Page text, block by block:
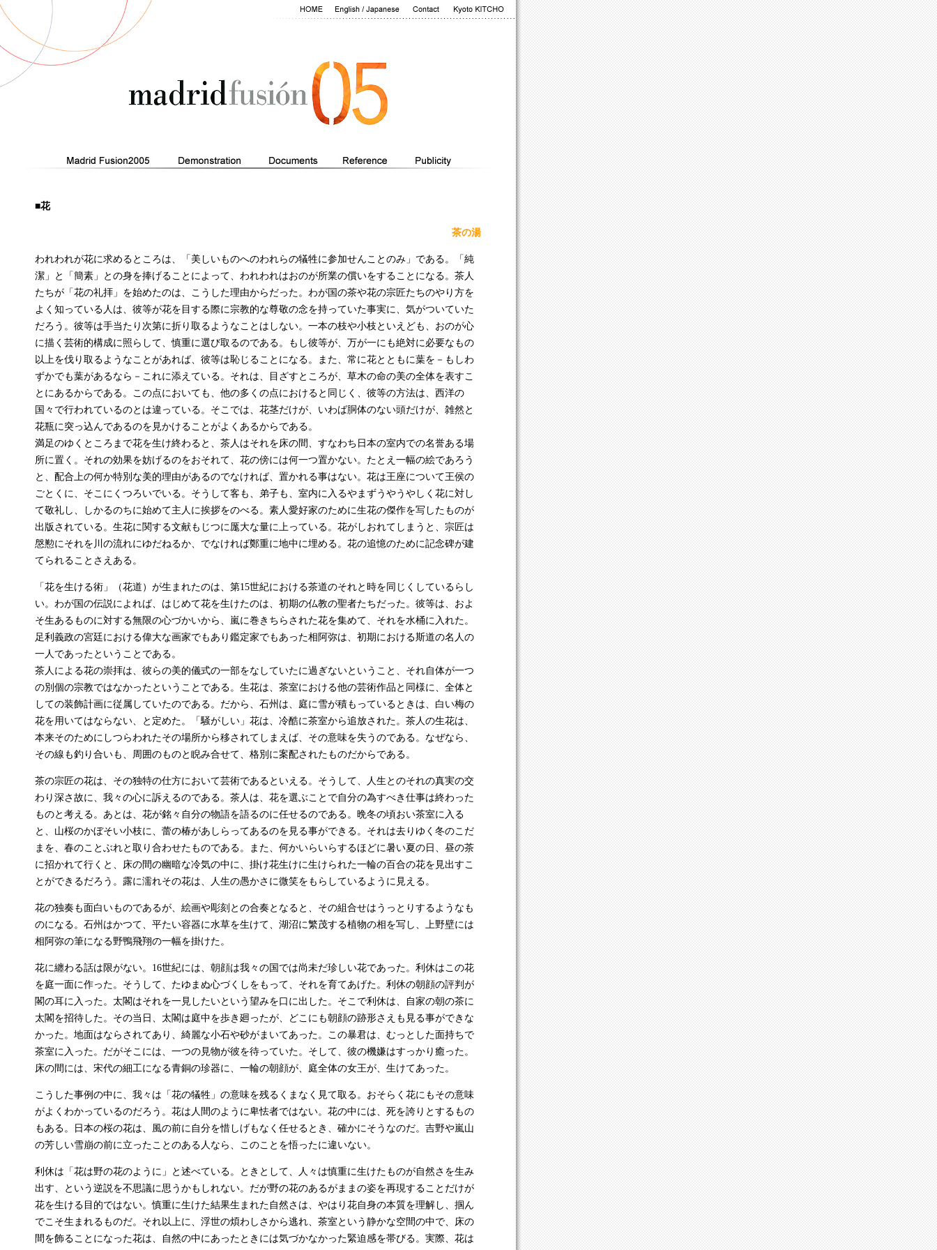
■花
茶の湯
われわれが花に求めるところは、「美しいものへのわれらの犠牲に参加せんことのみ」である。「純
潔」と「簡素」との身を捧げることによって、われわれはおのが所業の償いをすることになる。茶人
たちが「花の礼拝」を始めたのは、こうした理由からだった。わが国の茶や花の宗匠たちのやり方を
よく知っている人は、彼等が花を目する際に宗教的な尊敬の念を持っていた事実に、気がついていた
だろう。彼等は手当たり次第に折り取るようなことはしない。一本の枝や小枝といえども、おのが心
に描く芸術的構成に照らして、慎重に選び取るのである。もし彼等が、万が一にも絶対に必要なもの
以上を伐り取るようなことがあれば、彼等は恥じることになる。また、常に花とともに葉を－もしわ
ずかでも葉があるなら－これに添えている。それは、目ざすところが、草木の命の美の全体を表すこ
とにあるからである。この点においても、他の多くの点におけると同じく、彼等の方法は、西洋の
国々で行われているのとは違っている。そこでは、花茎だけが、いわば胴体のない頭だけが、雑然と
花瓶に突っ込んであるのを見かけることがよくあるからである。
満足のゆくところまで花を生け終わると、茶人はそれを床の間、すなわち日本の室内での名誉ある場
所に置く。それの効果を妨げるのをおそれて、花の傍には何一つ置かない。たとえ一幅の絵であろう
と、配合上の何か特別な美的理由があるのでなければ、置かれる事はない。花は王座について王侯の
ごとくに、そこにくつろいでいる。そうして客も、弟子も、室内に入るやまずうやうやしく花に対し
て敬礼し、しかるのちに始めて主人に挨拶をのべる。素人愛好家のために生花の傑作を写したものが
出版されている。生花に関する文献もじつに厖大な量に上っている。花がしおれてしまうと、宗匠は
慇懃にそれを川の流れにゆだねるか、でなければ鄭重に地中に埋める。花の追憶のために記念碑が建
てられることさえある。
「花を生ける術」（花道）が生まれたのは、第15世紀における茶道のそれと時を同じくしているらし
い。わが国の伝説によれば、はじめて花を生けたのは、初期の仏教の聖者たちだった。彼等は、およ
そ生あるものに対する無限の心づかいから、嵐に巻きちらされた花を集めて、それを水桶に入れた。
足利義政の宮廷における偉大な画家でもあり鑑定家でもあった相阿弥は、初期における斯道の名人の
一人であったということである。
茶人による花の崇拝は、彼らの美的儀式の一部をなしていたに過ぎないということ、それ自体が一つ
の別個の宗教ではなかったということである。生花は、茶室における他の芸術作品と同様に、全体と
しての装飾計画に従属していたのである。だから、石州は、庭に雪が積もっているときは、白い梅の
花を用いてはならない、と定めた。「騒がしい」花は、冷酷に茶室から追放された。茶人の生花は、
本来そのためにしつらわれたその場所から移されてしまえば、その意味を失うのである。なぜなら、
その線も釣り合いも、周囲のものと睨み合せて、格別に案配されたものだからである。
茶の宗匠の花は、その独特の仕方において芸術であるといえる。そうして、人生とのそれの真実の交
わり深さ故に、我々の心に訴えるのである。茶人は、花を選ぶことで自分の為すべき仕事は終わった
ものと考える。あとは、花が銘々自分の物語を語るのに任せるのである。晩冬の頃おい茶室に入る
と、山桜のかぼそい小枝に、蕾の椿があしらってあるのを見る事ができる。それは去りゆく冬のこだ
まを、春のことぶれと取り合わせたものである。また、何かいらいらするほどに暑い夏の日、昼の茶
に招かれて行くと、床の間の幽暗な冷気の中に、掛け花生けに生けられた一輪の百合の花を見出すこ
とができるだろう。露に濡れその花は、人生の愚かさに微笑をもらしているように見える。
花の独奏も面白いものであるが、絵画や彫刻との合奏となると、その組合せはうっとりするようなも
のになる。石州はかつて、平たい容器に水草を生けて、湖沼に繁茂する植物の相を写し、上野壁には
相阿弥の筆になる野鴨飛翔の一幅を掛けた。
花に纏わる話は限がない。16世紀には、朝顔は我々の国では尚未だ珍しい花であった。利休はこの花
を庭一面に作った。そうして、たゆまぬ心づくしをもって、それを育てあげた。利休の朝顔の評判が
閣の耳に入った。太閣はそれを一見したいという望みを口に出した。そこで利休は、自家の朝の茶に
太閣を招待した。その当日、太閣は庭中を歩き廻ったが、どこにも朝顔の跡形さえも見る事ができな
かった。地面はならされてあり、綺麗な小石や砂がまいてあった。この暴君は、むっとした面持ちで
茶室に入った。だがそこには、一つの見物が彼を待っていた。そして、彼の機嫌はすっかり癒った。
床の間には、宋代の細工になる青銅の珍器に、一輪の朝顔が、庭全体の女王が、生けてあった。
こうした事例の中に、我々は「花の犠牲」の意味を残るくまなく見て取る。おそらく花にもその意味
がよくわかっているのだろう。花は人間のように卑怯者ではない。花の中には、死を誇りとするもの
もある。日本の桜の花は、風の前に自分を惜しげもなく任せるとき、確かにそうなのだ。吉野や嵐山
の芳しい雪崩の前に立ったことのある人なら、このことを悟ったに違いない。
利休は「花は野の花のように」と述べている。ときとして、人々は慎重に生けたものが自然さを生み
出す、という逆説を不思議に思うかもしれない。だが野の花のあるがままの姿を再現することだけが
花を生ける目的ではない。慎重に生けた結果生まれた自然さは、やはり花自身の本質を理解し、掴ん
でこそ生まれるものだ。それ以上に、浮世の煩わしさから逃れ、茶室という静かな空間の中で、床の
間を飾ることになった花は、自然の中にあったときには気づかなかった緊迫感を帯びる。実際、花は